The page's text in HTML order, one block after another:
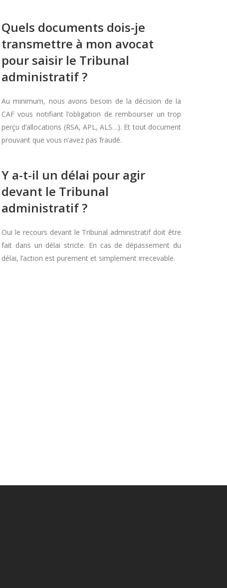
Quels documents dois-je
transmettre à mon avocat
pour saisir le Tribunal
administratif ?
Au minimum, nous avons besoin de la décision de la
CAF vous notifiant l’obligation de rembourser un trop
perçu d’allocations (RSA, APL, ALS…). Et tout document
prouvant que vous n’avez pas fraudé.
Y a-t-il un délai pour agir
devant le Tribunal
administratif ?
Oui le recours devant le Tribunal administratif doit être
fait dans un délai stricte. En cas de dépassement du
délai, l’action est purement et simplement irrecevable.